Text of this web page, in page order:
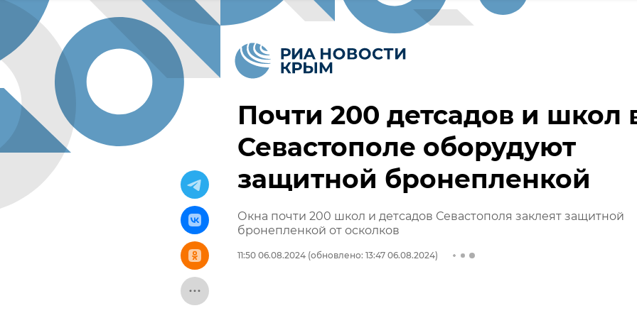
Почти 200 детсадов и школ
Севастополе оборудуют
защитной бронепленкой
Окна почти 200 школ и детсадов Севастополя заклеят защитной
бронепленкой от осколков
11:50 06.08.2024 (обновлено: 13:47 06.08.2024)